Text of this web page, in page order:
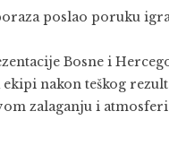
poslao poruku
Bosne i
nakon teškog
zalaganju i